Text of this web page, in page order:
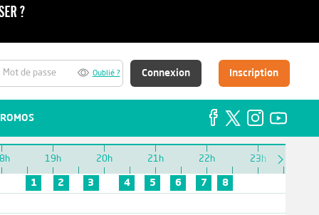
Oublié ? Connexion Inscription
19h 20h 21h 22h 23h
1 2 3 4 5 6 7
8